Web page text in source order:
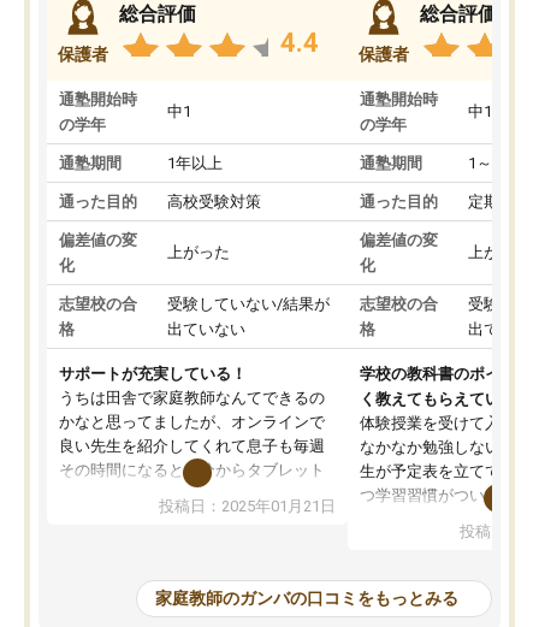
保護者
総合評価
4.4
通塾開始時
の学年
中1
通塾期間 1年以上
通った目的 高校受験対策
偏差値の変
化
上がった
志望校の合
格
受験していない/結果が
出ていない
サポートが充実している！
うちは田舎で家庭教師なんてできるの
かなと思ってましたが、オンラインで
良い先生を紹介してくれて息子も毎週
その時間になると自分からタブレット
を開いてzoomを繋げるようになりまし
た！5科目なんでもOKなのもとても気
めて1年ほどだった今では平均点以上の
科目が増えてきました！あと1年受験ま
投稿日：2025年01月21日
保護者
総合評価
通塾開始時
の学年
中1
通塾期間 1～3ヵ月
通った目的 定期テス
偏差値の変
化
上がった
志望校の合
格
受験して
出ていな
学校の教科書のポイント
く教えてもらえている
体験授業を受けて入塾し
なかなか勉強しない息子
生が予定表を立ててくれ
つ学習習慣がついてきま
指導が無い日も予定表
問できるのでとても助か
投稿日：
家庭教師のガンバの口コミをもっとみる